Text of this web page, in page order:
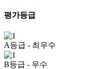
평가등급
A등급 - 최우수
B등급 - 우수